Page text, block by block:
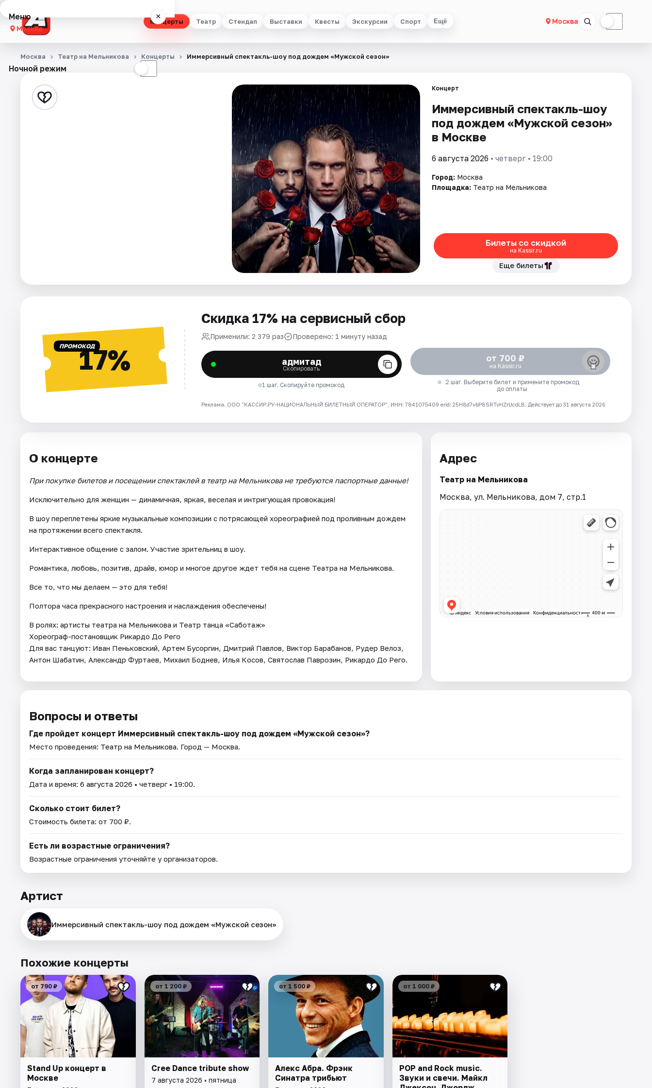
Концерты Театр Стендап Выставки Квесты Экскурсии Спорт Ещё Москва ☾
Меню ×
Москва
Концерты
Стендап
Ночной режим ☾
Москва Театр на Мельникова Концерты Иммерсивный спектакль-шоу под дождем «Мужской сезон»
Концерт
Иммерсивный спектакль-шоу
под дождем «Мужской сезон»
в Москве
6 августа 2026 • четверг • 19:00
Город: Москва
Площадка: Театр на Мельникова
Билеты со скидкой
на Kassir.ru
Еще билеты
ПРОМОКОД17%
Скидка 17% на сервисный сбор
Применили: 2 379 раз Проверено: 1 минуту назад
адмитад
Скопировать
1 шаг. Скопируйте промокод
от 700 ₽
на Kassir.ru
2 шаг. Выберите билет и примените промокод
до оплаты
Реклама. ООО "КАССИР.РУ-НАЦИОНАЛЬНЫЙ БИЛЕТНЫЙ ОПЕРАТОР", ИНН: 7841075409 erid: 25H8d7vbP8SRTvHZrUcdLB. Действует до 31 августа 2026
О концерте
При покупке билетов и посещении спектаклей в театр на Мельникова не требуются паспортные данные!
Исключительно для женщин — динамичная, яркая, веселая и интригующая провокация!
В шоу переплетены яркие музыкальные композиции с потрясающей хореографией под проливным дождем
на протяжении всего спектакля.
Интерактивное общение с залом. Участие зрительниц в шоу.
Романтика, любовь, позитив, драйв, юмор и многое другое ждет тебя на сцене Театра на Мельникова.
Все то, что мы делаем — это для тебя!
Полтора часа прекрасного настроения и наслаждения обеспечены!
В ролях: артисты театра на Мельникова и Театр танца «Саботаж»
Хореограф-постановщик Рикардо До Рего
Для вас танцуют: Иван Пеньковский, Артем Бусоргин, Дмитрий Павлов, Виктор Барабанов, Рудер Велоз,
Антон Шабатин, Александр Фуртаев, Михаил Боднев, Илья Косов, Святослав Паврозин, Рикардо До Рего.
Адрес
Театр на Мельникова
Москва, ул. Мельникова, дом 7, стр.1
Вопросы и ответы
Где пройдет концерт Иммерсивный спектакль-шоу под дождем «Мужской сезон»?
Место проведения: Театр на Мельникова. Город — Москва.
Когда запланирован концерт?
Дата и время: 6 августа 2026 • четверг • 19:00.
Сколько стоит билет?
Стоимость билета: от 700 ₽.
Есть ли возрастные ограничения?
Возрастные ограничения уточняйте у организаторов.
Артист
Иммерсивный спектакль-шоу под дождем «Мужской сезон»
Похожие концерты
от 790 ₽
Stand Up концерт в
Москве
от 1 200 ₽
Cree Dance tribute show
7 августа 2026 • пятница
от 1 500 ₽
Алекс Абра. Фрэнк
Синатра трибьют
от 1 000 ₽
POP and Rock music.
Звуки и свечи. Майкл